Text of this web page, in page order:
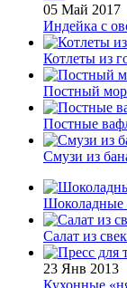
05 Май 2017
Индейка с
Котлеты из
Постный
Постные
Смузи из
Шоколадные
Салат из
23 Янв 2013
Кухонные